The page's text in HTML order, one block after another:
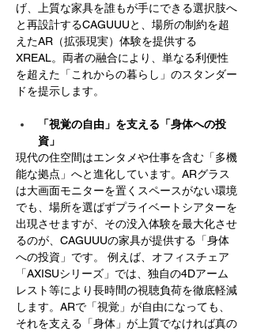
げ、上質な家具を誰もが手にできる選択肢へ
と再設計するCAGUUUと、場所の制約を超
えたAR（拡張現実）体験を提供する
XREAL。両者の融合により、単なる利便性
を超えた「これからの暮らし」のスタンダー
ドを提示します。
「視覚の自由」を支える「身体への投
資」
現代の住空間はエンタメや仕事を含む「多機
能な拠点」へと進化しています。ARグラス
は大画面モニターを置くスペースがない環境
でも、場所を選ばずプライベートシアターを
出現させますが、その没入体験を最大化させ
るのが、CAGUUUの家具が提供する「身体
への投資」です。 例えば、オフィスチェア
「AXISUシリーズ」では、独自の4Dアーム
レスト等により長時間の視聴負荷を徹底軽減
します。ARで「視覚」が自由になっても、
それを支える「身体」が上質でなければ真の